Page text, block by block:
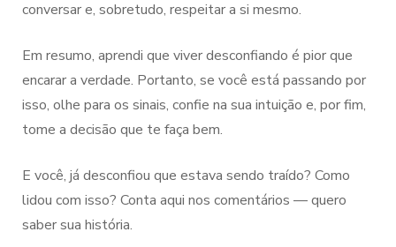
conversar e, sobretudo, respeitar a si mesmo.
Em resumo, aprendi que viver desconfiando é pior que
encarar a verdade. Portanto, se você está passando por
isso, olhe para os sinais, confie na sua intuição e, por fim,
tome a decisão que te faça bem.
E você, já desconfiou que estava sendo traído? Como
lidou com isso? Conta aqui nos comentários — quero
saber sua história.